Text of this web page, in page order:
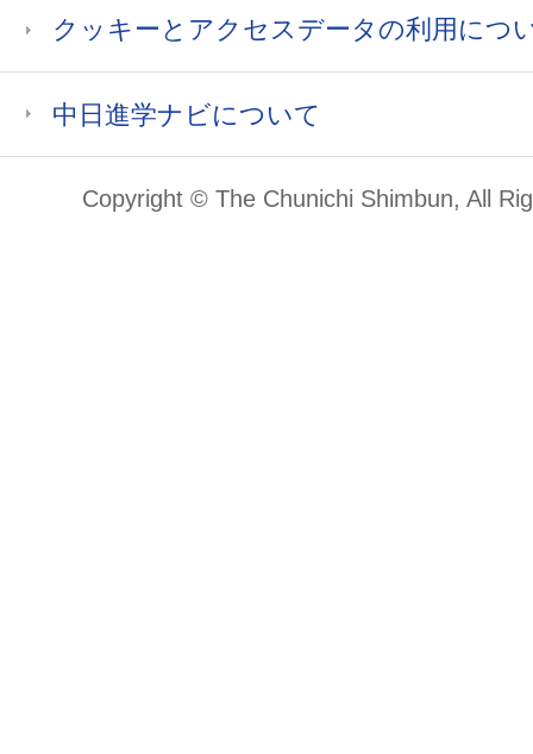
クッキーとアクセスデータの利用につ
中日進学ナビについて
Copyright © The Chunichi Shimbun, All